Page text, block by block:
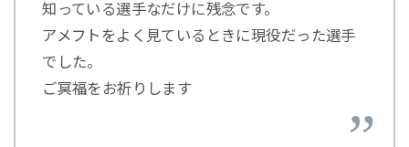
知っている選手なだけに残念です。
アメフトをよく見ているときに現役だった選手
でした。
ご冥福をお祈りします